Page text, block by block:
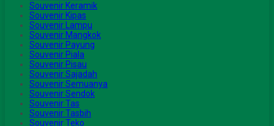
Souvenir Keramik
Souvenir Kipas
Souvenir Lampu
Souvenir Mangkok
Souvenir Payung
Souvenir Piala
Souvenir Pisau
Souvenir Sajadah
Souvenir Semuanya
Souvenir Sendok
Souvenir Tas
Souvenir Tasbih
Souvenir Teko